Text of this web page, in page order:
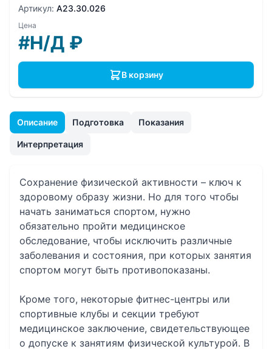
Описание Подготовка Показания
Интерпретация
Сохранение физической активности – ключ к
здоровому образу жизни. Но для того чтобы
начать заниматься спортом, нужно
обязательно пройти медицинское
обследование, чтобы исключить различные
заболевания и состояния, при которых занятия
спортом могут быть противопоказаны.
Кроме того, некоторые фитнес-центры или
спортивные клубы и секции требуют
медицинское заключение, свидетельствующее
о допуске к занятиям физической культурой. В
Артикул: A23.30.026
Цена
#Н/Д ₽
В корзину